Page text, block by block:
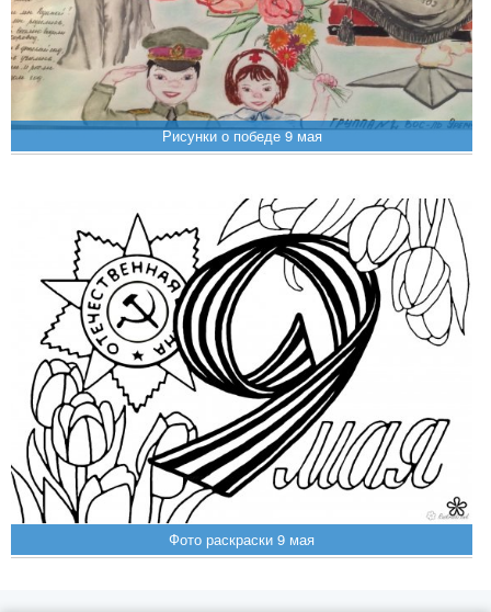
Рисунки о победе 9 мая
Фото раскраски 9 мая